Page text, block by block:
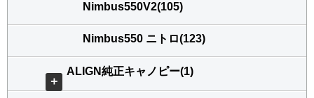
Nimbus550V2(105)
Nimbus550 ニトロ(123)
＋
ALIGN純正キャノピー(1)